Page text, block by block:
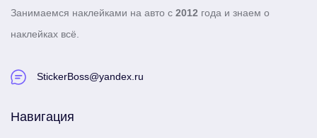
Занимаемся наклейками на авто с 2012 года и знаем о
наклейках всё.
StickerBoss@yandex.ru
Навигация